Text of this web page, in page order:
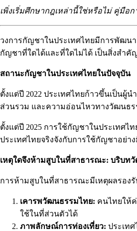
เพิ่งเริ่มศึกษากฎเหล่านี้ใช่หรือไม่ คู่มือก
วงการกัญชาในประเทศไทยมีการพัฒน
กัญชาที่ใดได้และที่ใดไม่ได้ เป็นสิ่งสำคั
สถานะกัญชาในประเทศไทยในปัจจุบัน
ตั้งแต่ปี 2022 ประเทศไทยก้าวขึ้นเป็นผู้
ส่วนรวม และความอ่อนไหวทางวัฒนธร
ตั้งแต่ปี 2025 การใช้กัญชาในประเทศไ
ประเทศไทยจริงจังกับการใช้กัญชาอย่า
เหตุใดจึงห้ามสูบในที่สาธารณะ: บริบท
การห้ามสูบในที่สาธารณะมีเหตุผลรอง
เคารพวัฒนธรรมไทย: คนไทยให้
ใช้ในที่ส่วนตัวได้
ภาพลักษณ์การท่องเที่ยว: ประเท